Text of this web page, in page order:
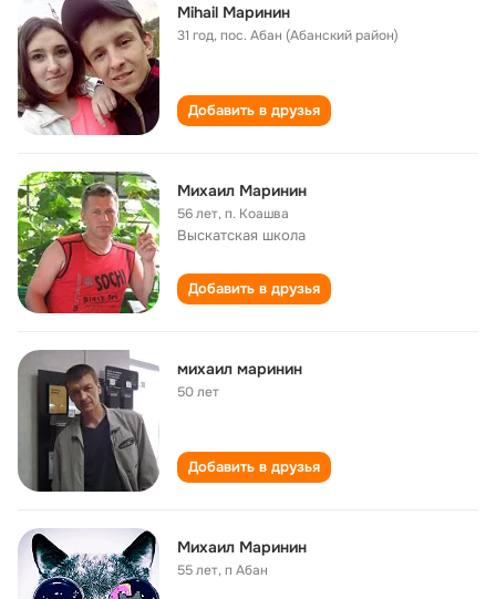
Mihail Маринин
31 год,пос. Абан (Абанский район)
Добавить в друзья
Михаил Маринин
56 лет,п. Коашва
Выскатская школа
Добавить в друзья
михаил маринин
50 лет
Добавить в друзья
Михаил Маринин
55 лет,п Абан